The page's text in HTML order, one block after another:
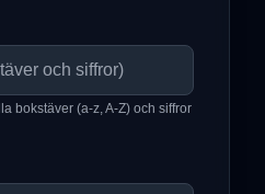
bokstäver (a-z, A-Z) och siffror